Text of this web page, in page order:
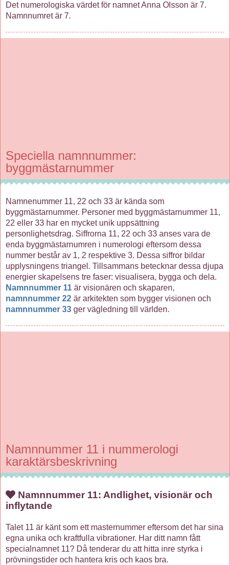
Det numerologiska värdet för namnet Anna Olsson är 7.
Namnnumret är 7.
Speciella namnnummer:
byggmästarnummer
Namnenummer 11, 22 och 33 är kända som
byggmästarnummer. Personer med byggmästarnummer 11,
22 eller 33 har en mycket unik uppsättning
personlighetsdrag. Siffrorna 11, 22 och 33 anses vara de
enda byggmästarnumren i numerologi eftersom dessa
nummer består av 1, 2 respektive 3. Dessa siffror bildar
upplysningens triangel. Tillsammans betecknar dessa djupa
energier skapelsens tre faser: visualisera, bygga och dela.
Namnnummer 11 är visionären och skaparen,
namnnummer 22 är arkitekten som bygger visionen och
namnnummer 33 ger vägledning till världen.
Namnnummer 11 i nummerologi
karaktärsbeskrivning
Namnnummer 11: Andlighet, visionär och
inflytande
Talet 11 är känt som ett masternummer eftersom det har sina
egna unika och kraftfulla vibrationer. Har ditt namn fått
specialnamnet 11? Då tenderar du att hitta inre styrka i
prövningstider och hantera kris och kaos bra.